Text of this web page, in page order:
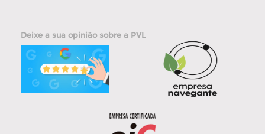
Deixe a sua opinião sobre a PVL